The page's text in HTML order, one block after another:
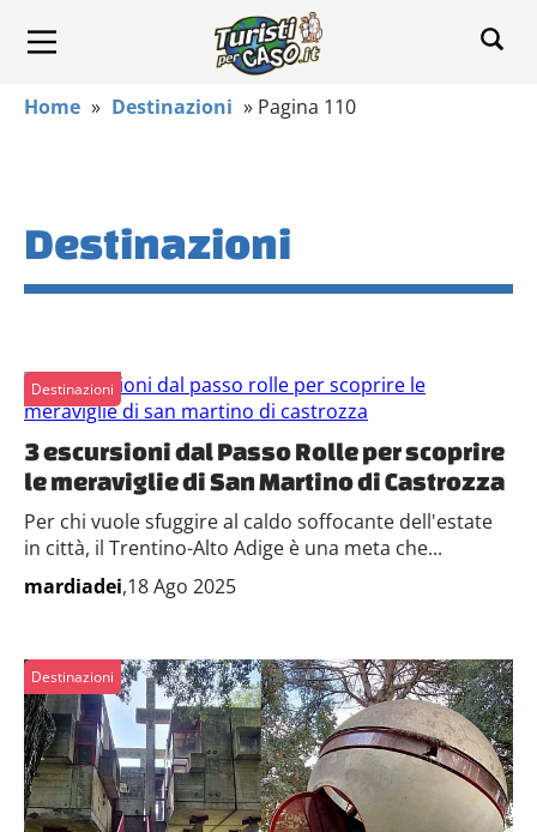
Home » Destinazioni » Pagina 110
Destinazioni
Destinazioni
3 escursioni dal Passo Rolle per scoprire
le meraviglie di San Martino di Castrozza
Per chi vuole sfuggire al caldo soffocante dell'estate
in città, il Trentino-Alto Adige è una meta che...
mardiadei,18 Ago 2025
Destinazioni